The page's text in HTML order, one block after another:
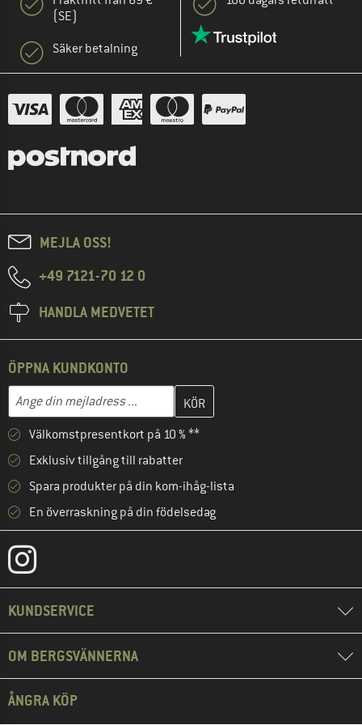
(SE)
Säker betalning
MEJLA OSS!
+49 7121-70 12 0
HANDLA MEDVETET
ÖPPNA KUNDKONTO
Ange din mejladress ...
Skriv in din e-postadress här och skapa ditt kundkonto i nästa
Välkomstpresentkort på 10 % **
Exklusiv tillgång till rabatter
Spara produkter på din kom-ihåg-lista
En överraskning på din födelsedag
KUNDSERVICE
OM BERGSVÄNNERNA
ÅNGRA KÖP